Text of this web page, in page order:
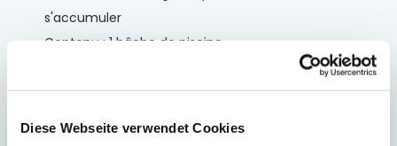
Diese Webseite verwendet Cookies
s'accumuler
Contenu : 1 bâche de piscine
Convient aux piscines Fast Setmesurant 2,44 m